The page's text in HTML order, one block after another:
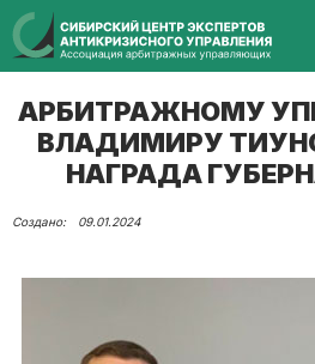
АРБИТРАЖНОМУ
ВЛАДИМИРУ
НАГРАДА
09.01.2024